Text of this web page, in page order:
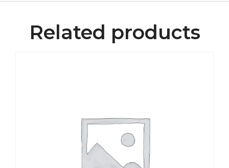
Related products